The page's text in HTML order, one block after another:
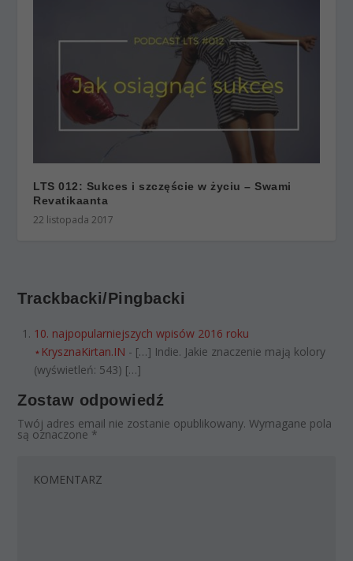
LTS 012: Sukces i szczęście w życiu – Swami
Revatikaanta
22 listopada 2017
Trackbacki/Pingbacki
10. najpopularniejszych wpisów 2016 roku
⋆KrysznaKirtan.IN - […] Indie. Jakie znaczenie mają kolory
(wyświetleń: 543) […]
Zostaw odpowiedź
Twój adres email nie zostanie opublikowany. Wymagane pola
są oznaczone *